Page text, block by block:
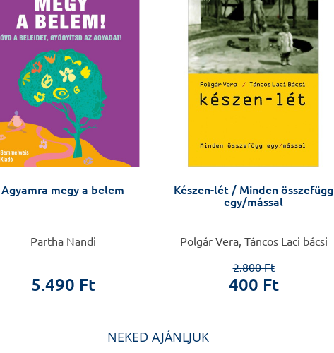
Agyamra megy a belem
Partha Nandi
5.490 Ft
Készen-lét / Minden összefügg
egy/mással
Polgár Vera, Táncos Laci bácsi
2.800 Ft
400 Ft
NEKED AJÁNLJUK